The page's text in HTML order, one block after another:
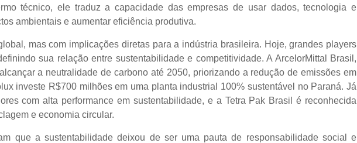
técnico, ele traduz a capacidade das empresas de usar dados, tecnologia e
ambientais e aumentar eficiência produtiva.
mas com implicações diretas para a indústria brasileira. Hoje, grandes players
sua relação entre sustentabilidade e competitividade. A ArcelorMittal Brasil,
a neutralidade de carbono até 2050, priorizando a redução de emissões em
investe R$700 milhões em uma planta industrial 100% sustentável no Paraná. Já
com alta performance em sustentabilidade, e a Tetra Pak Brasil é reconhecida
e economia circular.
que a sustentabilidade deixou de ser uma pauta de responsabilidade social e